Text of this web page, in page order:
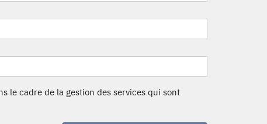
le cadre de la gestion des services qui sont